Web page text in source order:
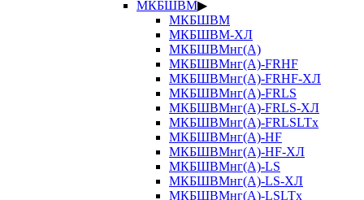
МКБШВМ▶
МКБШВМ
МКБШВМ-ХЛ
МКБШВМнг(А)
МКБШВМнг(А)-FRHF
МКБШВМнг(А)-FRHF-ХЛ
МКБШВМнг(А)-FRLS
МКБШВМнг(А)-FRLS-ХЛ
МКБШВМнг(А)-FRLSLTx
МКБШВМнг(А)-HF
МКБШВМнг(А)-HF-ХЛ
МКБШВМнг(А)-LS
МКБШВМнг(А)-LS-ХЛ
МКБШВМнг(А)-LSLTx